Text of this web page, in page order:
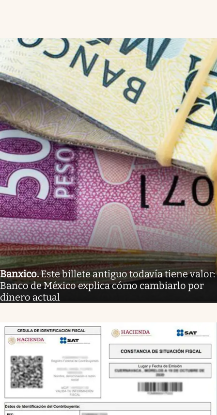
Banxico.Este billete antiguo todavía tiene valor:
Banco de México explica cómo cambiarlo por
dinero actual